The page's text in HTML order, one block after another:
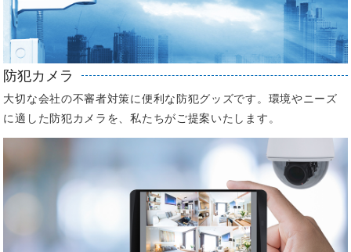
防犯カメラ
大切な会社の不審者対策に便利な防犯グッズです。環境やニーズ
に適した防犯カメラを、私たちがご提案いたします。